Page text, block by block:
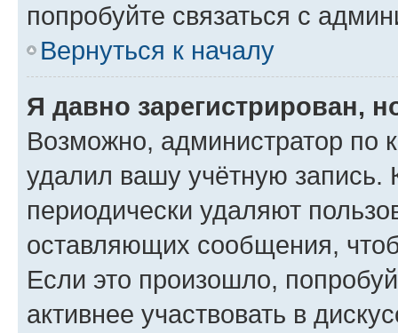
попробуйте связаться с
Вернуться к началу
Я давно зарегистрирован,
Возможно, администратор по
удалил вашу учётную запись.
периодически удаляют
оставляющих сообщения,
Если это произошло,
активнее участвовать в